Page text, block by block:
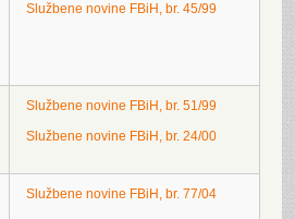
Službene novine FBiH, br. 45/99
Službene novine FBiH, br. 51/99
Službene novine FBiH, br. 24/00
Službene novine FBiH, br. 77/04